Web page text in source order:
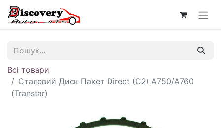
Всі товари
Сталевий Диск Пакет Direct (C2) A750/A760
(Transtar)